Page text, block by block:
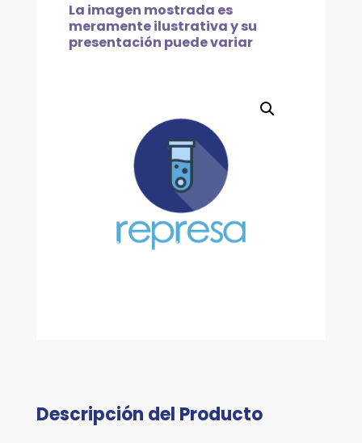
La imagen mostrada es
meramente ilustrativa y su
presentación puede variar
Descripción del Producto